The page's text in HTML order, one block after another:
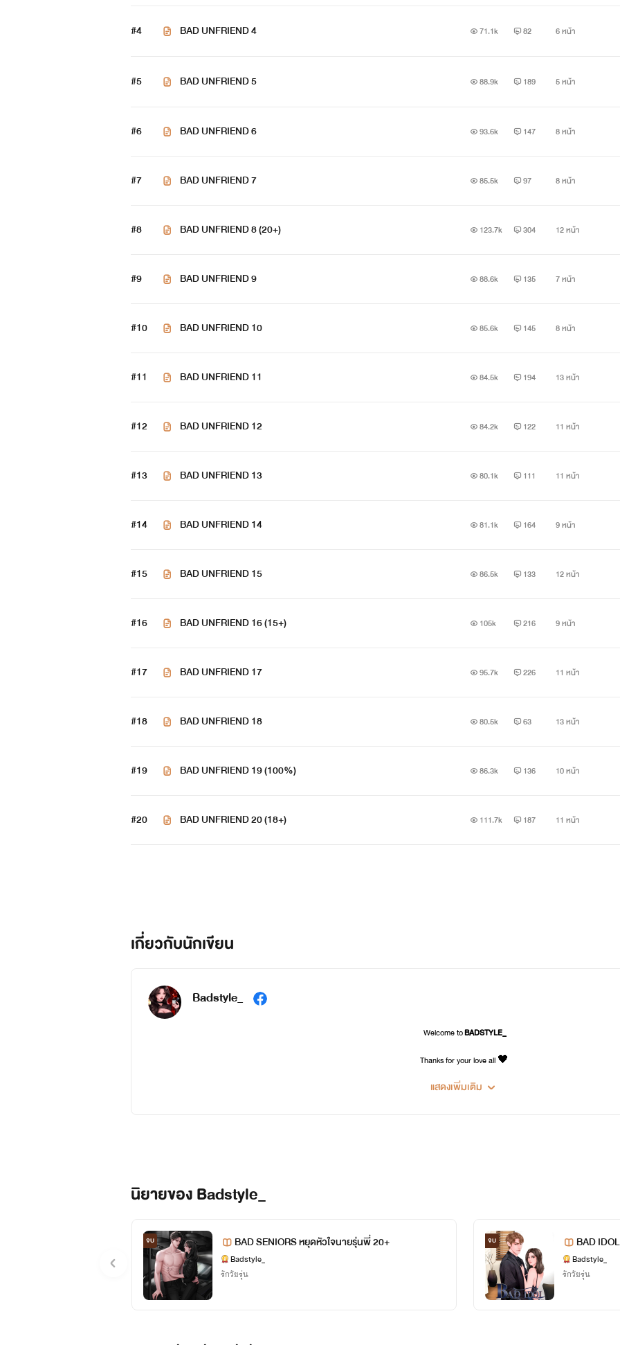
"หึ ลูกไม้ตื้นๆ คนอย่างนายไม่ทำอะไรแบบนั้นหรอก ซีย์ :)"
"หึ งั้นก็ลองดูเองละกัน"
"นะนาย..!”
NO DRAMA!!
ห้าม!! ดัดแปลงบทความคัดลอกและนำไปใช้บางส่วนและนำไปเผยแพร่ไม่ว่ากรณีใดๆทั้งสิ้นโดยไม่ได้รับ
#4 BAD UNFRIEND 4 71.1k 82 6 หน้า
#5 BAD UNFRIEND 5 88.9k 189 5 หน้า
#6 BAD UNFRIEND 6 93.6k 147 8 หน้า
#7 BAD UNFRIEND 7 85.5k 97 8 หน้า
#8 BAD UNFRIEND 8 (20+) 123.7k 304 12 หน้า
#9 BAD UNFRIEND 9 88.6k 135 7 หน้า
#10 BAD UNFRIEND 10 85.6k 145 8 หน้า
#11 BAD UNFRIEND 11 84.5k 194 13 หน้า
#12 BAD UNFRIEND 12 84.2k 122 11 หน้า
#13 BAD UNFRIEND 13 80.1k 111 11 หน้า
#14 BAD UNFRIEND 14 81.1k 164 9 หน้า
#15 BAD UNFRIEND 15 86.5k 133 12 หน้า
#16 BAD UNFRIEND 16 (15+) 105k 216 9 หน้า
#17 BAD UNFRIEND 17 95.7k 226 11 หน้า
#18 BAD UNFRIEND 18 80.5k 63 13 หน้า
#19 BAD UNFRIEND 19 (100%) 86.3k 136 10 หน้า
#20 BAD UNFRIEND 20 (18+) 111.7k 187 11 หน้า
เกี่ยวกับนักเขียน
Badstyle_
Welcome toBADSTYLE_
Thanks for your love all 🖤
แสดงเพิ่มเติม
นิยายของ Badstyle_
จบ BAD SENIORS หยุดหัวใจนายรุ่นพี่ 20+
Badstyle_
รักวัยรุ่น
จบ
BAD
MEL )
Badstyle_
รักวัยรุ่น